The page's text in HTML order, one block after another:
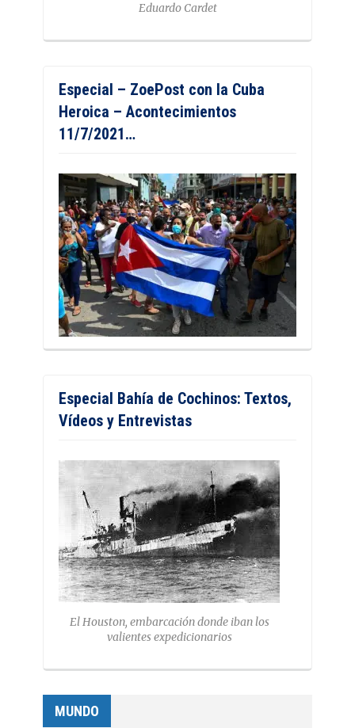
Eduardo Cardet
Especial – ZoePost con la Cuba
Heroica – Acontecimientos
11/7/2021…
Especial Bahía de Cochinos: Textos,
Vídeos y Entrevistas
El Houston, embarcación donde iban los
valientes expedicionarios
MUNDO